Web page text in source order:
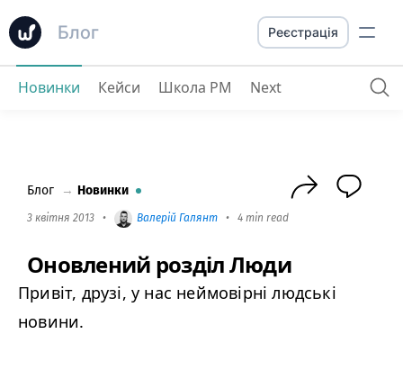
Блог
Оновлений розділ Люди
Реєстрація
Новинки Кейси Школа PM Next
Блог → Новинки
3 квітня 2013 • Валерій Галянт • 4 min read
Оновлений розділ Люди
Привіт, друзі, у нас неймовірні людські
новини.